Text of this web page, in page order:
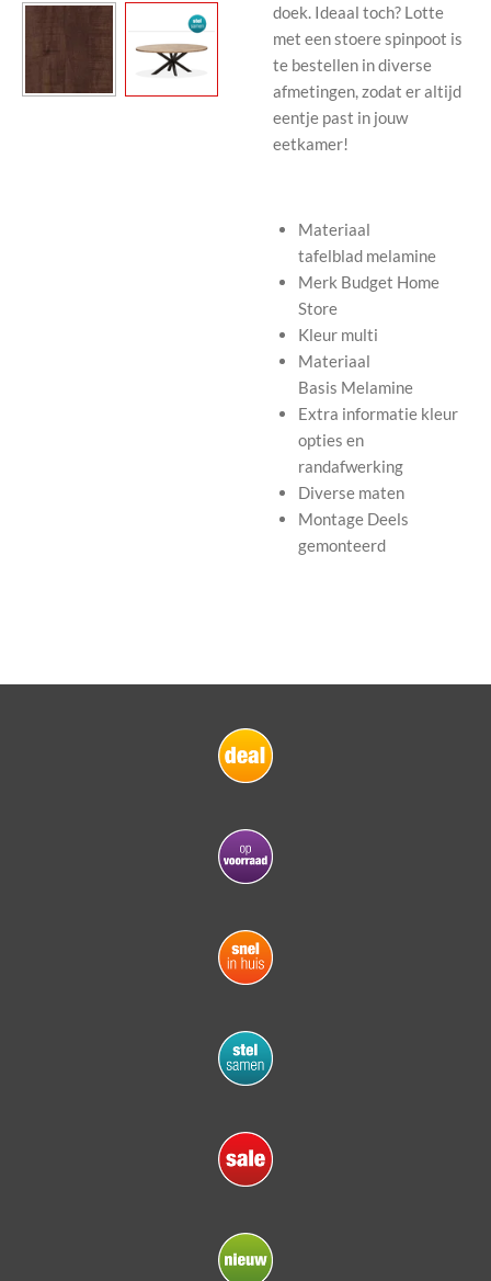
doek. Ideaal toch? Lotte
met een stoere spinpoot is
te bestellen in diverse
afmetingen, zodat er altijd
eentje past in jouw
eetkamer!
Materiaal
tafelblad melamine
Merk Budget Home
Store
Kleur multi
Materiaal
Basis Melamine
Extra informatie kleur
opties en
randafwerking
Diverse maten
Montage Deels
gemonteerd